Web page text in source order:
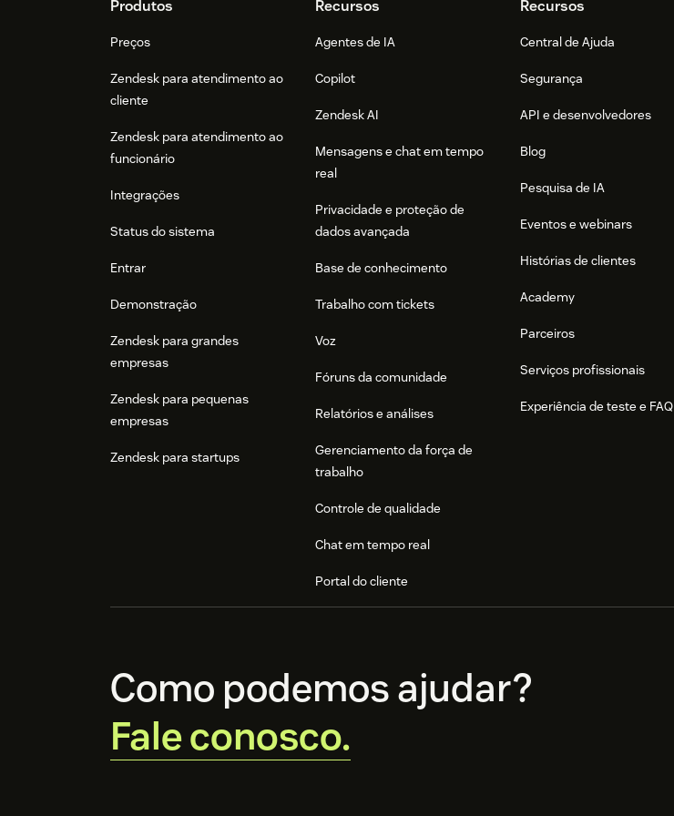
FooterProdutos
Preços
Zendesk para atendimento ao
cliente
Zendesk para atendimento ao
funcionário
Integrações
Status do sistema
Entrar
Demonstração
Zendesk para grandes
empresas
Zendesk para pequenas
empresas
Zendesk para startups
Recursos
Agentes de IA
Copilot
Zendesk AI
Mensagens e chat em tempo
real
Privacidade e proteção de
dados avançada
Base de conhecimento
Trabalho com tickets
Voz
Fóruns da comunidade
Relatórios e análises
Gerenciamento da força de
trabalho
Controle de qualidade
Chat em tempo real
Portal do cliente
Recursos
Central de Ajuda
Segurança
API e desenvolvedores
Blog
Pesquisa de IA
Eventos e webinars
Histórias de clientes
Academy
Parceiros
Serviços profissionais
Experiência de teste e FAQ
Como podemos ajudar?
Fale conosco.